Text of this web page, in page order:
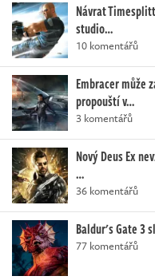
Návrat
studio…
10 komentářů
Embracer
propouští v…
3 komentářů
Nový Deus Ex
…
36 komentářů
Baldur's Gate 3
77 komentářů